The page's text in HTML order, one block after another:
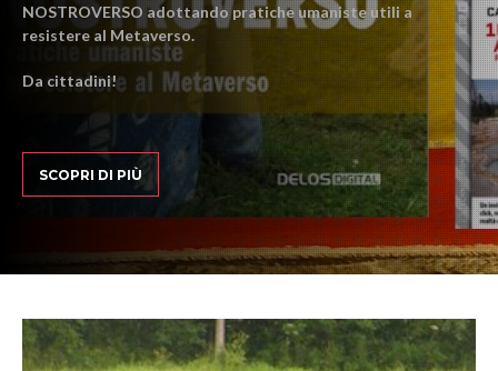
NOSTROVERSO adottando pratiche umaniste utili a
resistere al Metaverso.
Da cittadini!
SCOPRI DI PIÙ